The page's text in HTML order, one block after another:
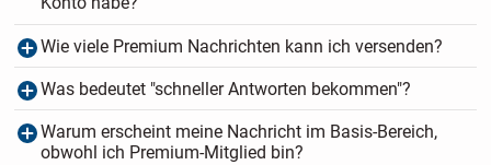
Wie viele Premium Nachrichten kann ich versenden?
Was bedeutet "schneller Antworten bekommen"?
Warum erscheint meine Nachricht im Basis-Bereich,
obwohl ich Premium-Mitglied bin?